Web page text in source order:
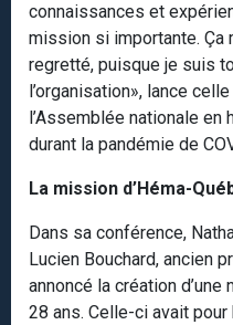
connaissances et
mission si importante. Ça
regretté, puisque je suis
l’organisation», lance
l’Assemblée nationale
durant la pandémie de
La mission d’Héma-
Dans sa conférence,
Lucien Bouchard, ancien
annoncé la création d’une
28 ans. Celle-ci avait